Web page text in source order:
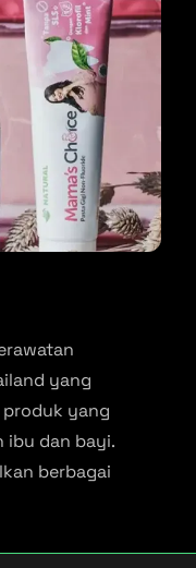
yang
yang
ibu dan bayi.
berbagai